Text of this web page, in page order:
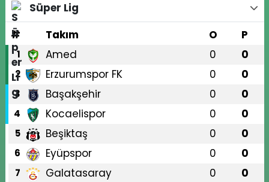
Süper Lig
#
Takım O P
1 Amed 0 0
2 Erzurumspor FK 0 0
3 Başakşehir 0 0
4 Kocaelispor 0 0
5 Beşiktaş 0 0
6 Eyüpspor 0 0
7 Galatasaray 0 0